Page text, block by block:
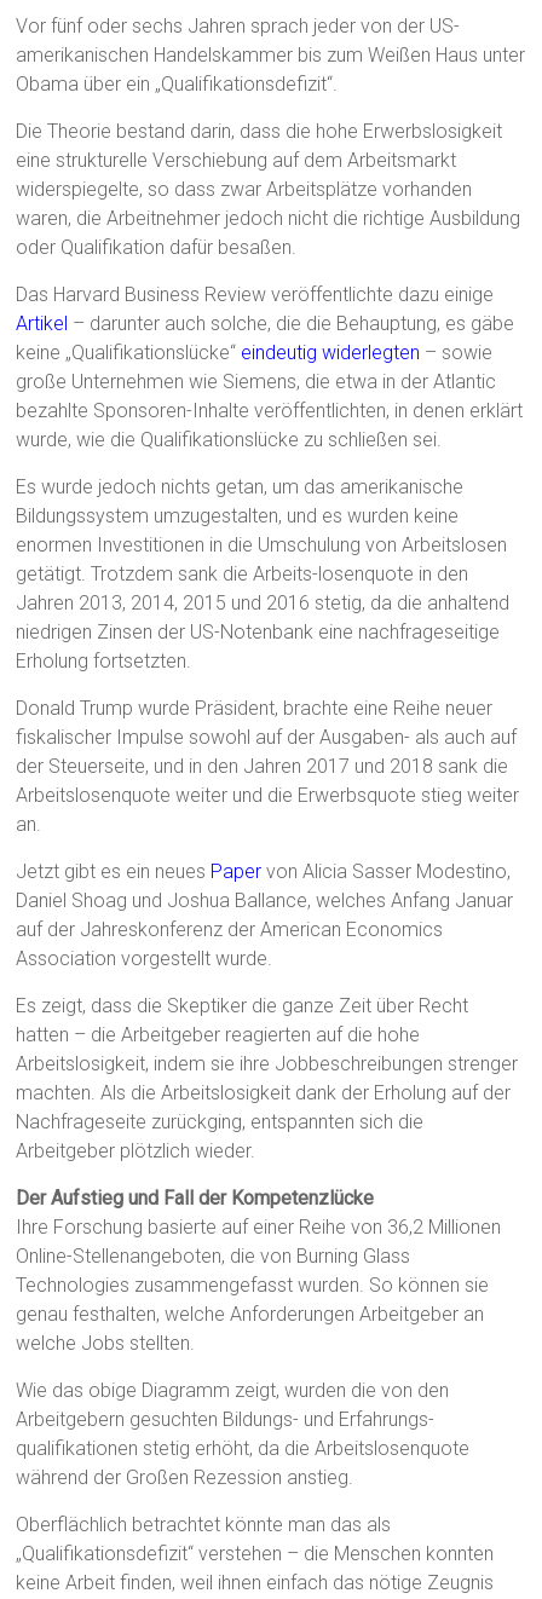
Vor fünf oder sechs Jahren sprach jeder von der US-
amerikanischen Handelskammer bis zum Weißen Haus unter
Obama über ein „Qualifikationsdefizit“.
Die Theorie bestand darin, dass die hohe Erwerbslosigkeit
eine strukturelle Verschiebung auf dem Arbeitsmarkt
widerspiegelte, so dass zwar Arbeitsplätze vorhanden
waren, die Arbeitnehmer jedoch nicht die richtige Ausbildung
oder Qualifikation dafür besaßen.
Das Harvard Business Review veröffentlichte dazu einige
Artikel – darunter auch solche, die die Behauptung, es gäbe
keine „Qualifikationslücke“ eindeutig widerlegten – sowie
große Unternehmen wie Siemens, die etwa in der Atlantic
bezahlte Sponsoren-Inhalte veröffentlichten, in denen erklärt
wurde, wie die Qualifikationslücke zu schließen sei.
Es wurde jedoch nichts getan, um das amerikanische
Bildungssystem umzugestalten, und es wurden keine
enormen Investitionen in die Umschulung von Arbeitslosen
getätigt. Trotzdem sank die Arbeits-losenquote in den
Jahren 2013, 2014, 2015 und 2016 stetig, da die anhaltend
niedrigen Zinsen der US-Notenbank eine nachfrageseitige
Erholung fortsetzten.
Donald Trump wurde Präsident, brachte eine Reihe neuer
fiskalischer Impulse sowohl auf der Ausgaben- als auch auf
der Steuerseite, und in den Jahren 2017 und 2018 sank die
Arbeitslosenquote weiter und die Erwerbsquote stieg weiter
an.
Jetzt gibt es ein neues Paper von Alicia Sasser Modestino,
Daniel Shoag und Joshua Ballance, welches Anfang Januar
auf der Jahreskonferenz der American Economics
Association vorgestellt wurde.
Es zeigt, dass die Skeptiker die ganze Zeit über Recht
hatten – die Arbeitgeber reagierten auf die hohe
Arbeitslosigkeit, indem sie ihre Jobbeschreibungen strenger
machten. Als die Arbeitslosigkeit dank der Erholung auf der
Nachfrageseite zurückging, entspannten sich die
Arbeitgeber plötzlich wieder.
Der Aufstieg und Fall der Kompetenzlücke
Ihre Forschung basierte auf einer Reihe von 36,2 Millionen
Online-Stellenangeboten, die von Burning Glass
Technologies zusammengefasst wurden. So können sie
genau festhalten, welche Anforderungen Arbeitgeber an
welche Jobs stellten.
Wie das obige Diagramm zeigt, wurden die von den
Arbeitgebern gesuchten Bildungs- und Erfahrungs-
qualifikationen stetig erhöht, da die Arbeitslosenquote
während der Großen Rezession anstieg.
Oberflächlich betrachtet könnte man das als
„Qualifikationsdefizit“ verstehen – die Menschen konnten
keine Arbeit finden, weil ihnen einfach das nötige Zeugnis